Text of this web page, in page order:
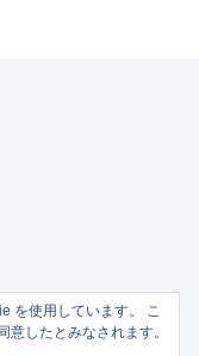
を使用しています。 こ
したとみなされます。